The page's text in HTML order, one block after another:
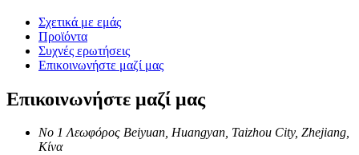
Σχετικά με εμάς
Προϊόντα
Συχνές ερωτήσεις
Επικοινωνήστε μαζί μας
Επικοινωνήστε μαζί μας
Νο 1 Λεωφόρος Beiyuan, Huangyan, Taizhou City, Zhejiang,
Κίνα